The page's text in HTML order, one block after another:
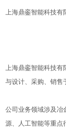
上海鼎銮智能科技有
上海鼎銮智能科技有
与设计、采购、销售
公司业务领域涉及冶
源、人工智能等重点